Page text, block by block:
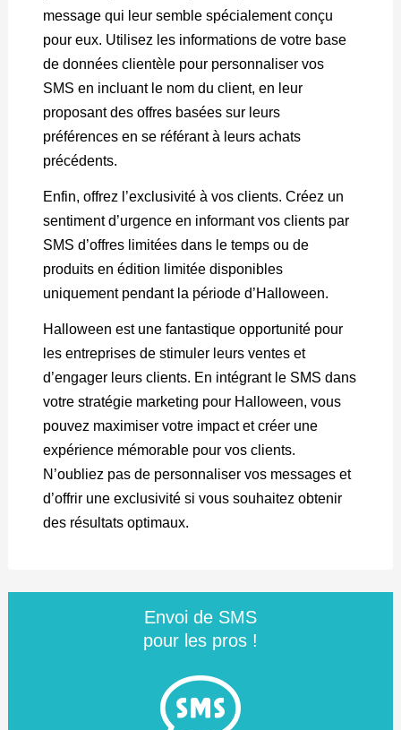
message qui leur semble spécialement conçu
pour eux. Utilisez les informations de votre base
de données clientèle pour personnaliser vos
SMS en incluant le nom du client, en leur
proposant des offres basées sur leurs
préférences en se référant à leurs achats
précédents.
Enfin, offrez l’exclusivité à vos clients. Créez un
sentiment d’urgence en informant vos clients par
SMS d’offres limitées dans le temps ou de
produits en édition limitée disponibles
uniquement pendant la période d’Halloween.
Halloween est une fantastique opportunité pour
les entreprises de stimuler leurs ventes et
d’engager leurs clients. En intégrant le SMS dans
votre stratégie marketing pour Halloween, vous
pouvez maximiser votre impact et créer une
expérience mémorable pour vos clients.
N’oubliez pas de personnaliser vos messages et
d’offrir une exclusivité si vous souhaitez obtenir
des résultats optimaux.
Envoi de SMS
pour les pros !